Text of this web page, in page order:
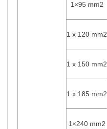
1×95 mm2
1 x 120 mm2
1 x 150 mm2
1 x 185 mm2
1×240 mm2